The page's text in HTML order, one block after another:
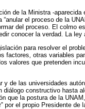
de la Ministra -aparecida
el proceso de la
del proceso. El colmo
conocer la verdad. La ley
para resolver el
factores, otras variables
valores que pretenden
de las universidades
constructivo hasta
que la postura de la
por el propio Presidente de